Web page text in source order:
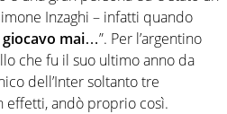
Inzaghi – infatti quando
mai…”. Per l’argentino
che fu il suo ultimo anno da
dell’Inter soltanto tre
effetti, andò proprio così.